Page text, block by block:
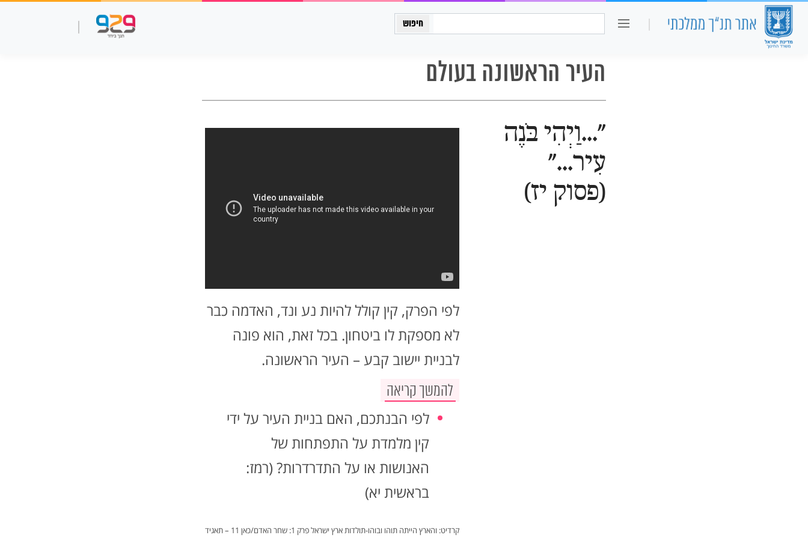
חיפוש:
כיתה ו כיתה יב
העיר הראשונה בעולם
"...וַיְהִי בֹּנֶה
עִיר..."
(פסוק יז)
לפי הפרק, קין קולל להיות נע ונד, האדמה כבר
לא מספקת לו ביטחון. בכל זאת, הוא פונה
לבניית יישוב קבע – העיר הראשונה.
להמשך קריאה
לפי הבנתכם, האם בניית העיר על ידי
קין מלמדת על התפתחות של
האנושות או על התדרדרות? (רמז:
בראשית יא)
קרדיט: והארץ הייתה תוהו ובוהו-תולדות ארץ ישראל פרק 1: שחר האדם/כאן 11 – תאגיד